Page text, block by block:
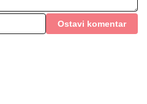
Ostavi komentar